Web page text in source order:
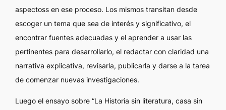
aspectoss en ese proceso. Los mismos transitan desde
escoger un tema que sea de interés y significativo, el
encontrar fuentes adecuadas y el aprender a usar las
pertinentes para desarrollarlo, el redactar con claridad una
narrativa explicativa, revisarla, publicarla y darse a la tarea
de comenzar nuevas investigaciones.
Luego el ensayo sobre “La Historia sin literatura, casa sin